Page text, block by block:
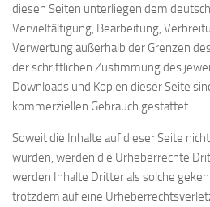
diesen Seiten unterliegen dem
Vervielfältigung, Bearbeitung,
Verwertung außerhalb der Grenzen
der schriftlichen Zustimmung des
Downloads und Kopien dieser Seite
kommerziellen Gebrauch gestattet.
Soweit die Inhalte auf dieser Seite
wurden, werden die Urheberrechte
werden Inhalte Dritter als solche
trotzdem auf eine